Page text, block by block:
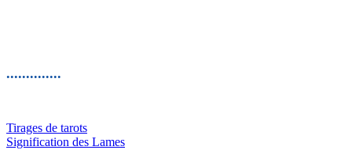
..............
Tirages de tarots
Signification des Lames